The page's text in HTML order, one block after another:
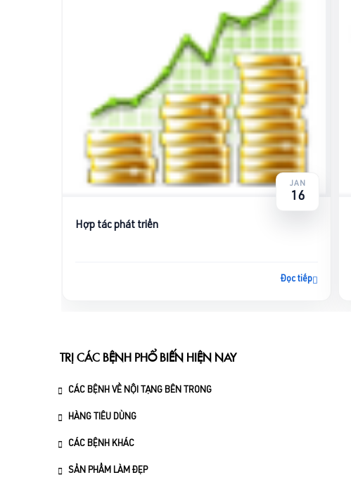
JAN
16
Hợp tác phát triển
Đọc tiếp
TRỊ CÁC BỆNH PHỔ BIẾN HIỆN NAY
CÁC BỆNH VỀ NỘI TẠNG BÊN TRONG
HÀNG TIÊU DÙNG
CÁC BỆNH KHÁC
SẢN PHẨM LÀM ĐẸP